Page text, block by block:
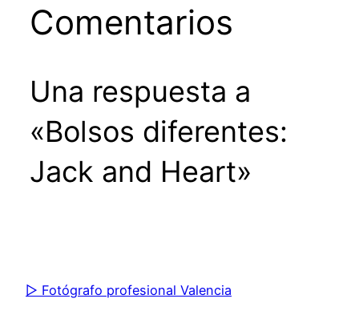
Comentarios
Una respuesta a
«Bolsos diferentes:
Jack and Heart»
▷ Fotógrafo profesional Valencia